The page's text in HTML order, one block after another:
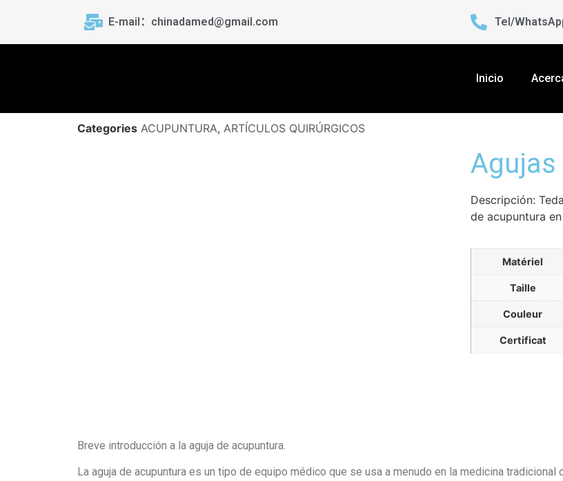
E-mail：chinadamed@gmail.com Tel/
Inicio
Categories ACUPUNTURA, ARTÍCULOS QUIRÚRGICOS
Agujas
Descripción:
de acupuntura
Matériel
Taille
Couleur
Certificat
Breve introducción a la aguja de acupuntura.
La aguja de acupuntura es un tipo de equipo médico que se usa a menudo en la medicina